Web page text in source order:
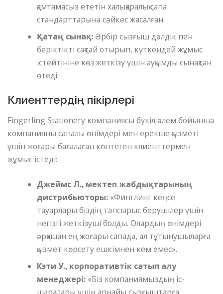
қамтамасыз ететін халықаралық сапа
стандарттарына сәйкес жасалған.
Қатаң сынақ: Әрбір сызғыш дәлдік пен
беріктікті сақтай отырып, күткендей жұмыс
істейтініне көз жеткізу үшін ауқымды сынақтан
өтеді.
Клиенттердің пікірлері
Fingerling Stationery компаниясы бүкіл әлем бойынша
компанияны сапалы өнімдері мен ерекше қызметі
үшін жоғары бағалаған көптеген клиенттермен
жұмыс істеді:
Джеймс Л., мектеп жабдықтарының
дистрибьюторы: «Финглинг кеңсе
тауарлары біздің тапсырыс берушілер үшін
негізгі жеткізуші болды. Олардың өнімдері
әрқашан ең жоғары сапада, ал тұтынушыларға
қызмет көрсету ешкімнен кем емес».
Кэти У., корпоративтік сатып алу
менеджері: «Біз компаниямыздың іс-